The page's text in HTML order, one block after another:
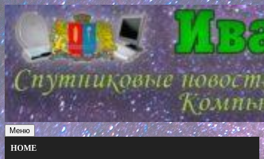
Перейти
к
содержимому
Меню
HOME